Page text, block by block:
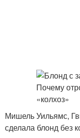
Мишель Уильямс,
сделала блонд без